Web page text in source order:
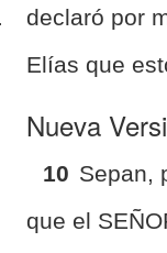
declaró por
Elías que
Nueva
10 Sepan,
que el